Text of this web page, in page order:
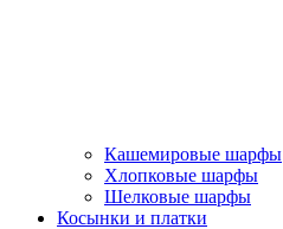
Кашемировые шарфы
Хлопковые шарфы
Шелковые шарфы
Косынки и платки